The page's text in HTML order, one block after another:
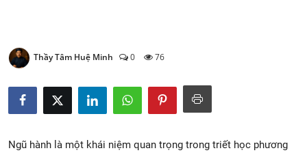
Thầy Tâm Huệ Minh 0 76
Ngũ hành là một khái niệm quan trọng trong triết học phương